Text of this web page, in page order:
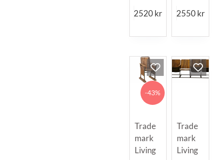
2520kr
2550kr
-43%
Trade
mark
Living
Trade
mark
Living